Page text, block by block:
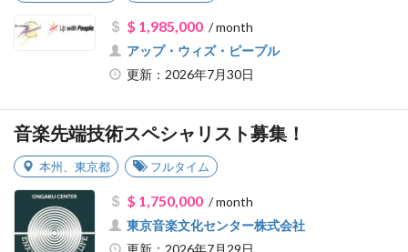
$ 1,985,000/ month
アップ・ウィズ・ピープル
更新：2026年7月30日
音楽先端技術スペシャリスト募集！
本州 東京都 フルタイム
$ 1,750,000/ month
東京音楽文化センター株式会社
更新：2026年7月29日